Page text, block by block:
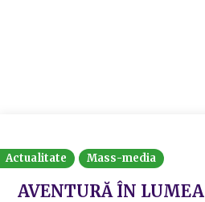
Actualitate Mass-media
AVENTURĂ ÎN LUMEA